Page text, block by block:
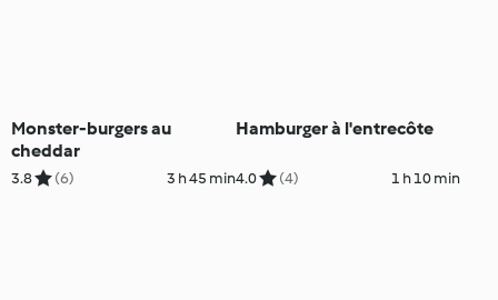
Monster-burgers au
cheddar
3.8 (6) 3 h 45 min
Hamburger à l'entrecôte
4.0 (4) 1 h 10 min